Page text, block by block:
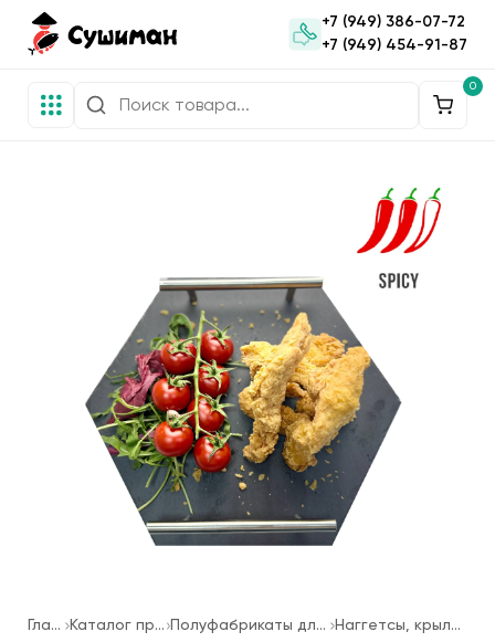
+7 (949) 386-07-72
+7 (949) 454-91-87
0
Главная Каталог продукции Полуфабрикаты для фаст-фуда Наггетсы, крылья, стрипсы